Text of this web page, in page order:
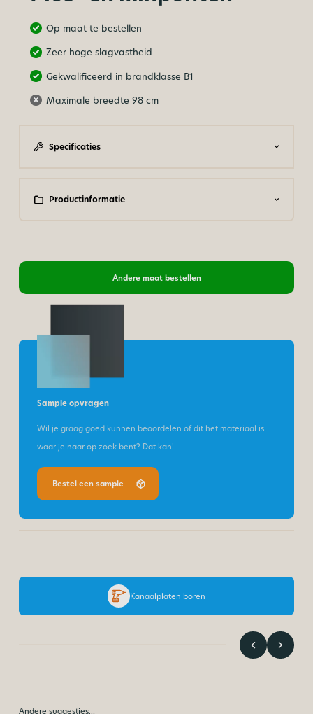
Op maat te bestellen
Zeer hoge slagvastheid
Gekwalificeerd in brandklasse B1
Maximale breedte 98 cm
Specificaties
Productinformatie
Andere maat bestellen
Sample opvragen
Wil je graag goed kunnen beoordelen of dit het materiaal is
waar je naar op zoek bent? Dat kan!
Bestel een sample
Kanaalplaten boren
Andere suggesties…